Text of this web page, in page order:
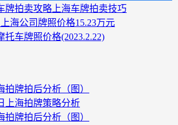
牌拍卖攻略上海车牌拍卖技巧
海公司牌照价格15.23万元
托车牌照价格(2023.2.22)
拍牌拍后分析（图）
上海拍牌策略分析
拍牌拍后分析（图）